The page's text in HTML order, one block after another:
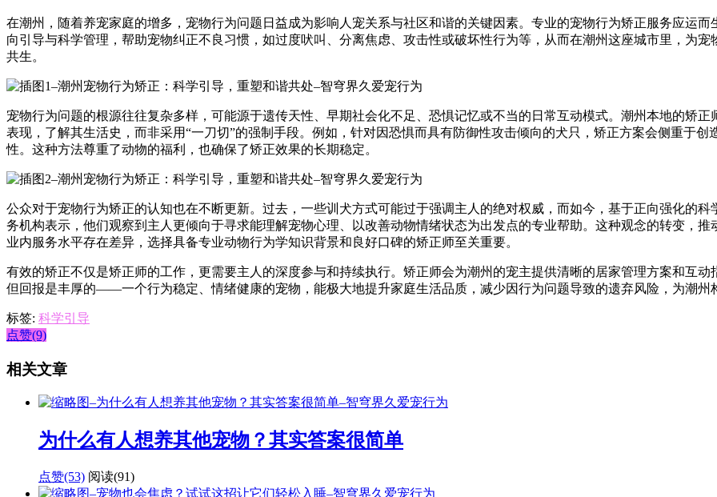
在潮州，随着养宠家庭的增多，宠物行为问题日益成为影响人宠关系与社区和谐的关键因素。专业的宠物行为矫正服务应运
向引导与科学管理，帮助宠物纠正不良习惯，如过度吠叫、分离焦虑、攻击性或破坏性行为等，从而在潮州这座城市里，为
共生。
宠物行为问题的根源往往复杂多样，可能源于遗传天性、早期社会化不足、恐惧记忆或不当的日常互动模式。潮州本地的矫
表现，了解其生活史，而非采用“一刀切”的强制手段。例如，针对因恐惧而具有防御性攻击倾向的犬只，矫正方案会侧重于
性。这种方法尊重了动物的福利，也确保了矫正效果的长期稳定。
公众对于宠物行为矫正的认知也在不断更新。过去，一些训犬方式可能过于强调主人的绝对权威，而如今，基于正向强化的
务机构表示，他们观察到主人更倾向于寻求能理解宠物心理、以改善动物情绪状态为出发点的专业帮助。这种观念的转变，
业内服务水平存在差异，选择具备专业动物行为学知识背景和良好口碑的矫正师至关重要。
有效的矫正不仅是矫正师的工作，更需要主人的深度参与和持续执行。矫正师会为潮州的宠主提供清晰的居家管理方案和互
但回报是丰厚的——一个行为稳定、情绪健康的宠物，能极大地提升家庭生活品质，减少因行为问题导致的遗弃风险，为潮州
标签: 科学引导
点赞(9)
相关文章
为什么有人想养其他宠物？其实答案很简单
点赞(53) 阅读(91)